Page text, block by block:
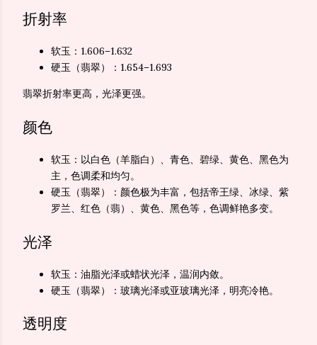
折射率
软玉：1.606–1.632
硬玉（翡翠）：1.654–1.693
翡翠折射率更高，光泽更强。
颜色
软玉：以白色（羊脂白）、青色、碧绿、黄色、黑色为
主，色调柔和均匀。
硬玉（翡翠）：颜色极为丰富，包括帝王绿、冰绿、紫
罗兰、红色（翡）、黄色、黑色等，色调鲜艳多变。
光泽
软玉：油脂光泽或蜡状光泽，温润内敛。
硬玉（翡翠）：玻璃光泽或亚玻璃光泽，明亮冷艳。
透明度